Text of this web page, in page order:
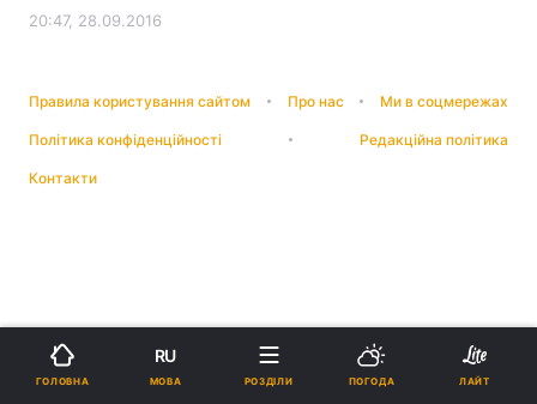
20:47, 28.09.2016
Правила користування сайтом Про нас Ми в соцмережах
Політика конфіденційності Редакційна політика
Контакти
ГОЛОВНА
RU
МОВА РОЗДІЛИ ПОГОДА ЛАЙТ